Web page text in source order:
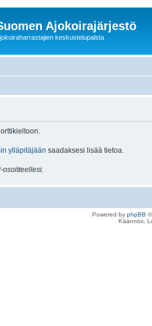
Ajokoirajärjestö
keskustelupalsta
ylläpitäjään saadaksesi lisää tietoa.
osoitteellesi.
Powered by phpBB
Käännös,